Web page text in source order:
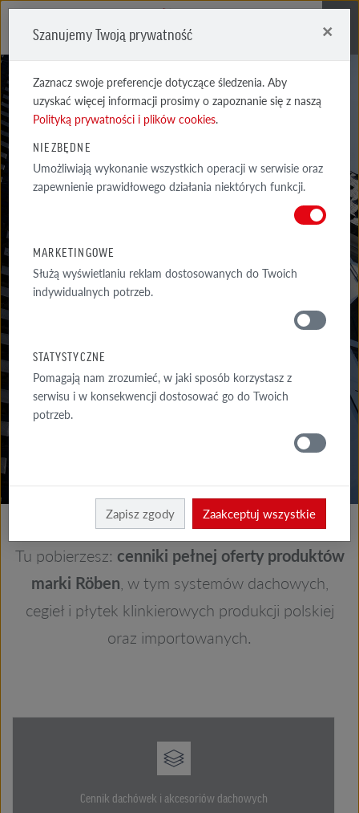
CENNIK
DACHÓWEK I AKCESORIÓW
CENNIKI PEŁNEJ OFERTY PRODUKTÓW MARKI RÖBEN, W TYM
SYSTEMÓW DACHOWYCH, CEGIEŁ I PŁYTEK KLINKIEROWYCH
GDZIE
Tu pobierzesz: cenniki pełnej oferty produktów
marki Röben , w tym systemów dachowych,
cegieł i płytek klinkierowych produkcji polskiej
oraz importowanych.
Cennik dachówek i akcesoriów dachowych
Szanujemy Twoją prywatność ×
Zaznacz swoje preferencje dotyczące śledzenia. Aby
uzyskać więcej informacji prosimy o zapoznanie się z naszą
Polityką prywatności i plików cookies.
NIEZBĘDNE
Umożliwiają wykonanie wszystkich operacji w serwisie oraz
zapewnienie prawidłowego działania niektórych funkcji.
MARKETINGOWE
Służą wyświetlaniu reklam dostosowanych do Twoich
indywidualnych potrzeb.
STATYSTYCZNE
Pomagają nam zrozumieć, w jaki sposób korzystasz z
serwisu i w konsekwencji dostosować go do Twoich
potrzeb.
Zapisz zgody Zaakceptuj wszystkie